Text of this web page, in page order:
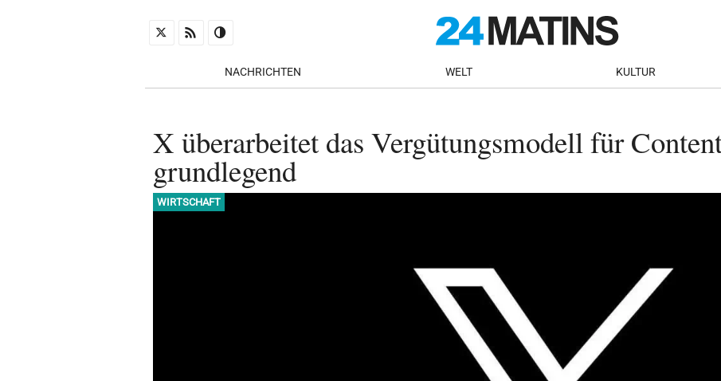
NACHRICHTEN WELT KULTUR
X überarbeitet das Vergütungsmodell für
grundlegend
WIRTSCHAFT